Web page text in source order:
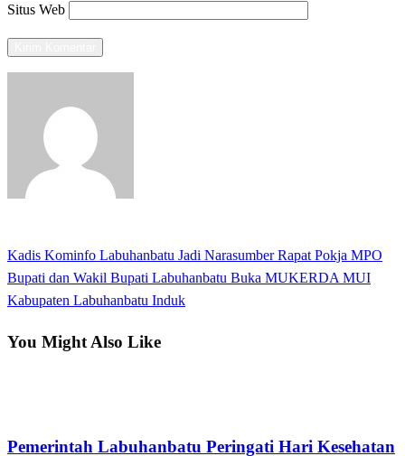
Situs Web
Navigasi
pos
Previous
Post
Kadis Kominfo Labuhanbatu Jadi Narasumber Rapat Pokja MPO
Next
Post
Bupati dan Wakil Bupati Labuhanbatu Buka MUKERDA MUI
Kabupaten Labuhanbatu Induk
You Might Also Like
Pemerintah Labuhanbatu Peringati Hari Kesehatan